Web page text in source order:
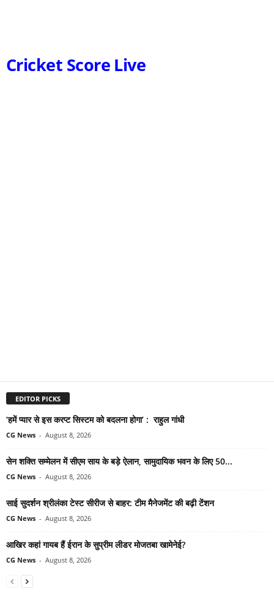
Cricket Score Live
EDITOR PICKS
‘हमें प्यार से इस करप्ट सिस्टम को बदलना होगा’ : राहुल गांधी
CG News - August 8, 2026
सेन शक्ति सम्मेलन में सीएम साय के बड़े ऐलान, सामुदायिक भवन के लिए 50...
CG News - August 8, 2026
साई सुदर्शन श्रीलंका टेस्ट सीरीज से बाहर: टीम मैनेजमेंट की बढ़ी टेंशन
CG News - August 8, 2026
आखिर कहां गायब हैं ईरान के सुप्रीम लीडर मोजतबा खामेनेई?
CG News - August 8, 2026